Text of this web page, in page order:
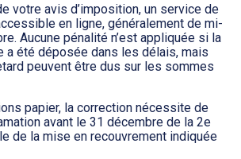
votre avis d’imposition, un service de
en ligne, généralement de mi-
Aucune pénalité n’est appliquée si la
a été déposée dans les délais, mais
peuvent être dus sur les sommes
papier, la correction nécessite de
avant le 31 décembre de la 2e
de la mise en recouvrement indiquée